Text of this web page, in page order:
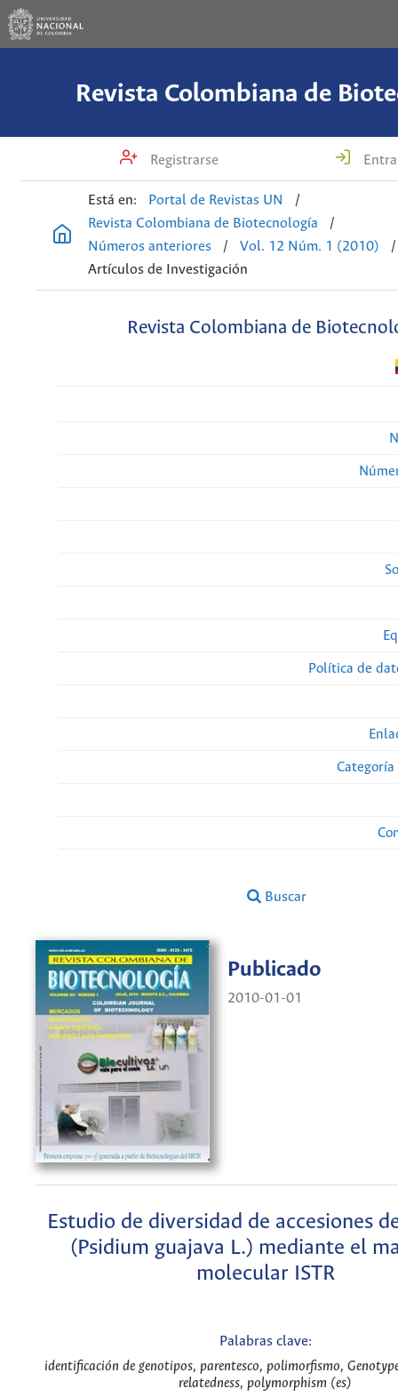
Revista Colombiana de
Registrarse
Está en: Portal de Revistas UN
/
Revista Colombiana de Biotecnología
/
Números anteriores
/ Vol. 12 Núm. 1 (2010)
/
Artículos de Investigación
Revista Colombiana de
Política de
Buscar
Publicado
2010-01-01
Estudio de diversidad de accesiones
(Psidium guajava L.) mediante el
molecular ISTR
Palabras clave:
identificación de genotipos, parentesco, polimorfismo,
relatedness, polymorphism (es)